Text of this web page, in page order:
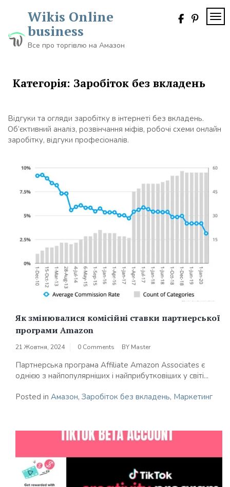
Wikis Online
business
Все про торгівлю на Амазон
Категорія: Заробіток без вкладень
Відгуки та огляди заробітку в інтернеті без вкладень.
Об’єктивний аналіз, розвінчання міфів, робочі схеми онлайн
заробітку, відгуки професіоналів.
Як змінювалися комісійні ставки партнерської
програми Amazon
21 Жовтня, 2024 0 Comments BY Master
Партнерська програма Affiliate Amazon Associates є
однією з найпопулярніших і найприбутковіших у світі...
Posted in Амазон, Заробіток без вкладень, Маркетинг